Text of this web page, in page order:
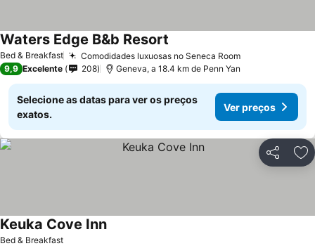
Bed & Breakfast Comodidades luxuosas no Seneca RoomVer preços
Waters Edge B&b Resort
9,9 Excelente 208 Geneva, a 18.4 km de Penn Yan
Selecione as datas para ver os preços
exatos.
Ver preços
Partilhar
Bed & Breakfast
Keuka Cove InnVer preços